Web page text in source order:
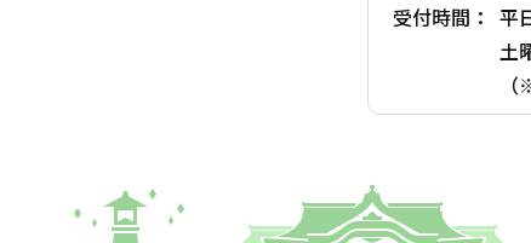
受付時間： 平
土